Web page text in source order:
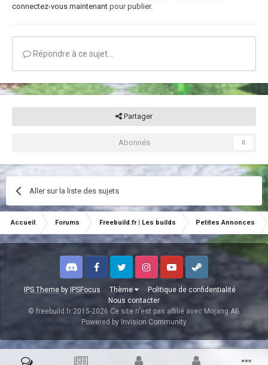
connectez-vous maintenant pour publier.
Répondre à ce sujet…
Partager
Abonnés 0
Aller sur la liste des sujets
Accueil Forums Freebuild.fr | Les builds Petites Annonces
IPS Themeby IPSFocus Thème
Politique de confidentialité
Nous contacter
Discord FacebookTwitter InstagramYoutubeSteam
© freebuild.fr 2015-2026 Ce site n'est pas affilié avec Mojang AB
Powered by Invision Community